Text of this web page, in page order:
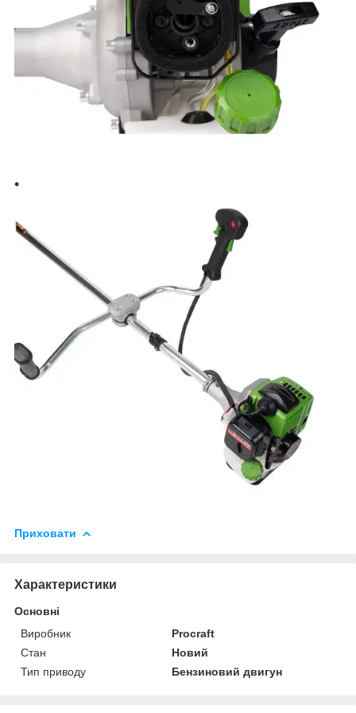
Приховати
Характеристики
Основні
Виробник
Procraft
Стан
Новий
Тип приводу
Бензиновий двигун